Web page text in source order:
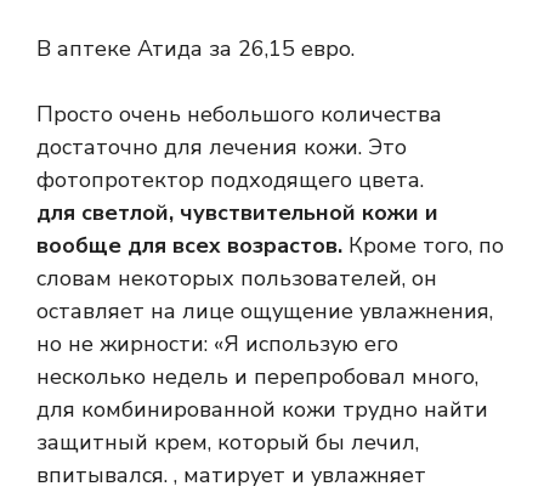
В аптеке Атида за 26,15 евро.
Просто очень небольшого количества
достаточно для лечения кожи. Это
фотопротектор подходящего цвета.
для светлой, чувствительной кожи и
вообще для всех возрастов. Кроме того, по
словам некоторых пользователей, он
оставляет на лице ощущение увлажнения,
но не жирности: «Я использую его
несколько недель и перепробовал много,
для комбинированной кожи трудно найти
защитный крем, который бы лечил,
впитывался. , матирует и увлажняет